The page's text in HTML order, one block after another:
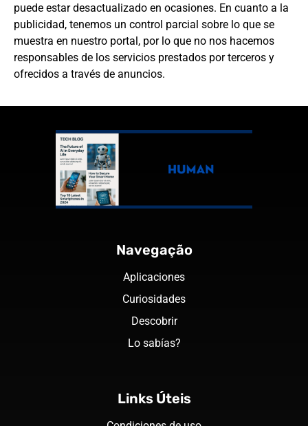
puede estar desactualizado en ocasiones. En cuanto a la
publicidad, tenemos un control parcial sobre lo que se
muestra en nuestro portal, por lo que no nos hacemos
responsables de los servicios prestados por terceros y
ofrecidos a través de anuncios.
Navegação
Aplicaciones
Curiosidades
Descobrir
Lo sabías?
Links Úteis